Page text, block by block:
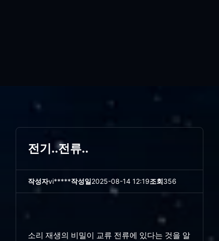
전기..전류..
작성자vi*****작성일2025-08-14 12:19조회356
소리 재생의 비밀이 교류 전류에 있다는 것을 알